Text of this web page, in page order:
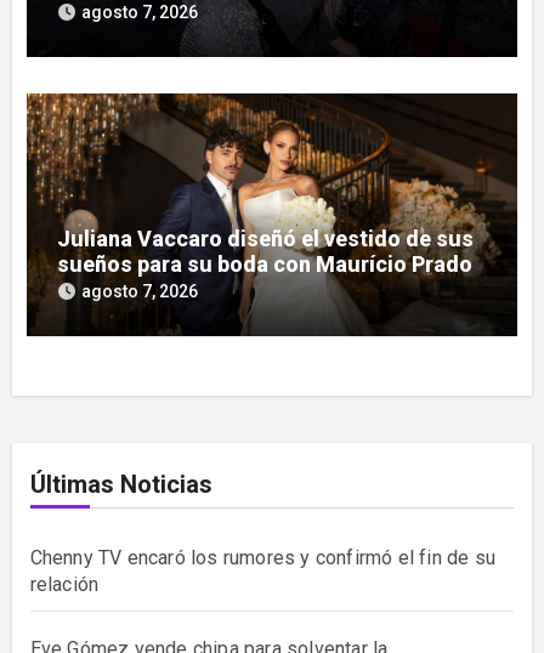
agosto 7, 2026
Juliana Vaccaro diseñó el vestido de sus
sueños para su boda con Maurício Prado
agosto 7, 2026
Últimas Noticias
Chenny TV encaró los rumores y confirmó el fin de su
relación